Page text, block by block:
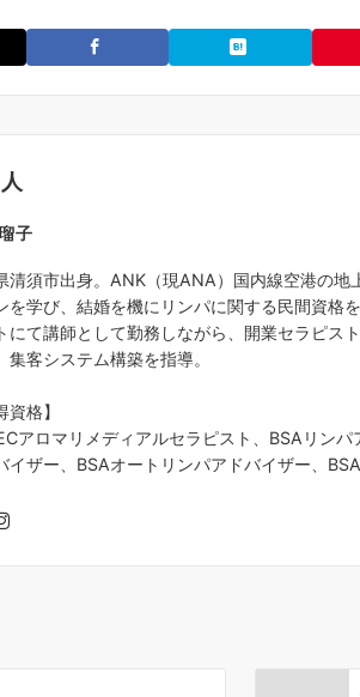
子
清須市出身。ANK（現ANA）国内線空港の地
を学び、結婚を機にリンパに関する民間資格
にて講師として勤務しながら、開業セラピス
集客システム構築を指導。
資格】
アロマリメディアルセラピスト、BSAリン
イザー、BSAオートリンパアドバイザー、